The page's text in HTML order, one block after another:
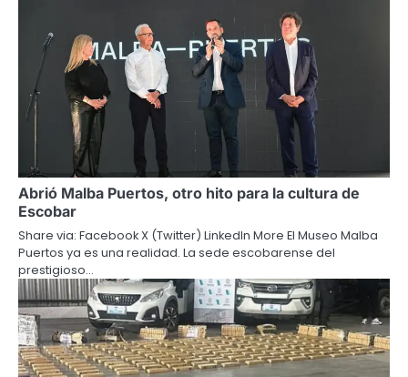
Abrió Malba Puertos, otro hito para la cultura de
Escobar
Share via: Facebook X (Twitter) LinkedIn More El Museo Malba
Puertos ya es una realidad. La sede escobarense del
prestigioso…